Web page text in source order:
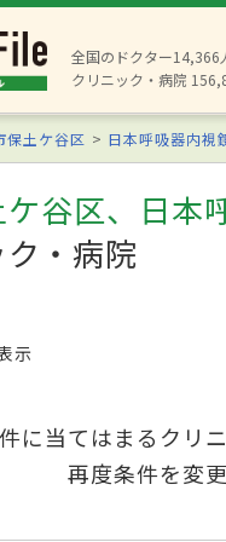
全国のドクター14,366
クリニック・病院
保土ケ谷区 日本呼吸器内視
谷区、日本
・病院
示
に当てはまるクリ
再度条件を変